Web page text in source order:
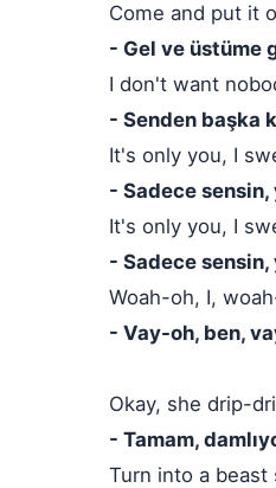
Come and put it
- Gel ve üstüme
I don't want
- Senden başka
It's only you, I
- Sadece
It's only you, I
- Sadece
Woah-oh, I,
- Vay-oh, ben,
Okay, she drip-
- Tamam,
Turn into a beast